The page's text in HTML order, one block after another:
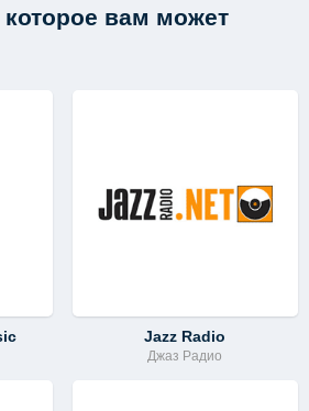
вам может
Jazz Radio
Джаз Радио